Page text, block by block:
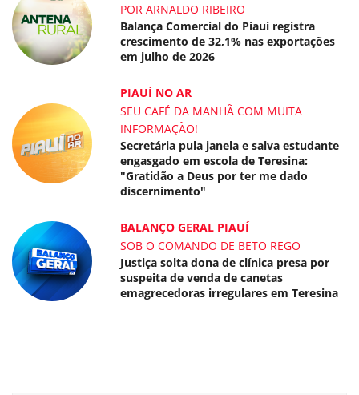
POR ARNALDO RIBEIRO
Balança Comercial do Piauí registra
crescimento de 32,1% nas exportações
em julho de 2026
PIAUÍ NO AR
SEU CAFÉ DA MANHÃ COM MUITA
INFORMAÇÃO!
Secretária pula janela e salva estudante
engasgado em escola de Teresina:
"Gratidão a Deus por ter me dado
discernimento"
BALANÇO GERAL PIAUÍ
SOB O COMANDO DE BETO REGO
Justiça solta dona de clínica presa por
suspeita de venda de canetas
emagrecedoras irregulares em Teresina